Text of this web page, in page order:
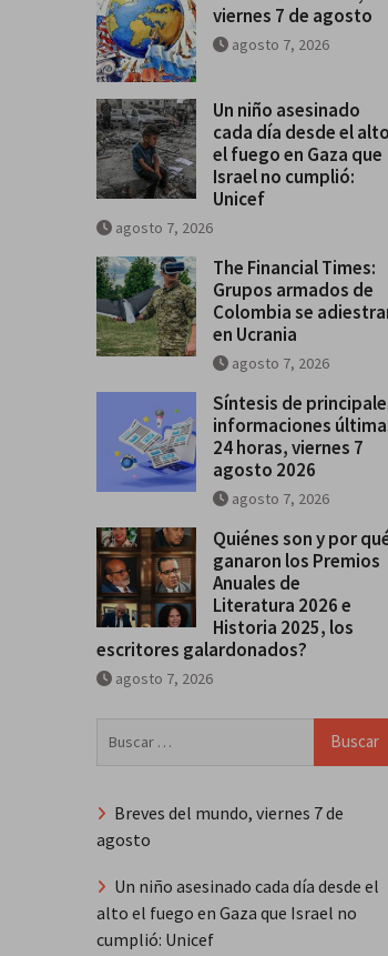
se salga de control
Breves del
viernes 7 de agosto
agosto 7, 2026
Un niño asesinado
cada día desde el alto
el fuego en Gaza que
Israel no cumplió:
Unicef
agosto 7, 2026
The Financial Times:
Grupos armados de
Colombia se
en Ucrania
agosto 7, 2026
Síntesis de
informaciones
24 horas, viernes 7
agosto 2026
agosto 7, 2026
Quiénes son y por
ganaron los Premios
Anuales de
Literatura 2026 e
Historia 2025, los
escritores galardonados?
agosto 7, 2026
Breves del mundo, viernes 7 de
agosto
Un niño asesinado cada día desde el
alto el fuego en Gaza que Israel no
cumplió: Unicef